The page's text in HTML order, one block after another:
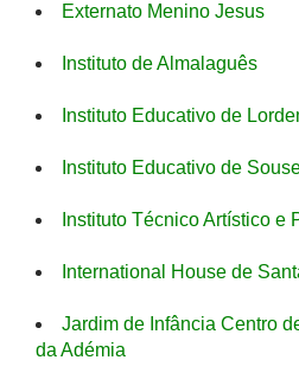
Externato Menino Jesus
Instituto de Almalaguês
Instituto Educativo de
Instituto Educativo de
Instituto Técnico Artístico e
International House de
Jardim de Infância Centro
da Adémia